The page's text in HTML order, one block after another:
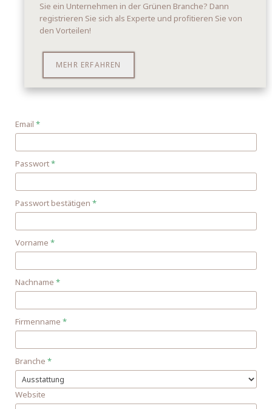
Sie ein Unternehmen in der Grünen Branche? Dann
registrieren Sie sich als Experte und profitieren Sie von
den Vorteilen!
MEHR ERFAHREN
Email *
Passwort*
Passwort bestätigen *
Vorname *
Nachname *
Firmenname *
Branche *
Website